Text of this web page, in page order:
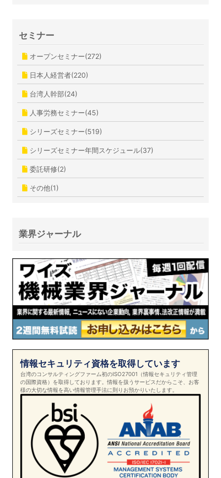
セミナー
オープンセミナー(272)
日本人経営者(220)
台湾人幹部(24)
人事労務セミナー(45)
シリーズセミナー(519)
シリーズセミナー年間スケジュール(37)
委託研修(2)
その他(1)
業界ジャーナル
情報セキュリティ資格を取得しています
台湾のコンサルティングファーム初のISO27001（情報セキュリティ管理
の国際資格）を取得しております。情報を扱うサービスだからこそ、お客
様の大切な情報を高い情報管理手法に則りお預かりいたします。